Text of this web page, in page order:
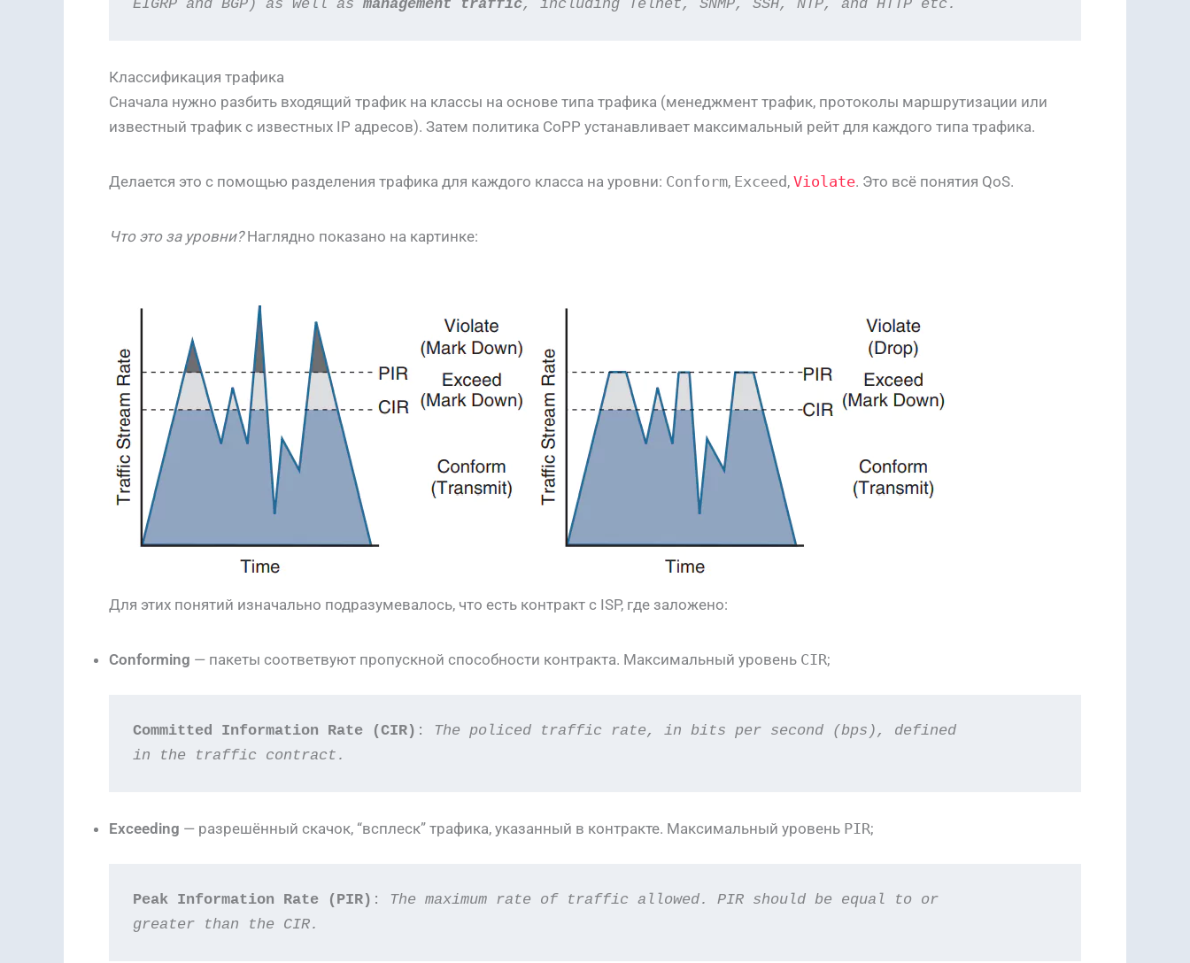
EIGRP and BGP) as well as management traffic, including Telnet, SNMP, SSH, NTP, and HTTP etc.
Классификация трафика
Сначала нужно разбить входящий трафик на классы на основе типа трафика (менеджмент трафик, протоколы маршрутизации или
известный трафик с известных IP адресов). Затем политика CoPP устанавливает максимальный рейт для каждого типа трафика.
Делается это с помощью разделения трафика для каждого класса на уровни: Conform, Exceed , Violate. Это всё понятия QoS.
Что это за уровни?Наглядно показано на картинке:
Для этих понятий изначально подразумевалось, что есть контракт с ISP, где заложено:
Conforming — пакеты соответвуют пропускной способности контракта. Максимальный уровень CIR;
Committed Information Rate (CIR) : The policed traffic rate, in bits per second (bps), defined
in the
traffic contract.
Exceeding — разрешённый скачок, “всплеск” трафика, указанный в контракте. Максимальный уровень PIR;
Peak Information Rate (PIR) : The maximum rate of traffic allowed. PIR should be equal to or
greater than the CIR.